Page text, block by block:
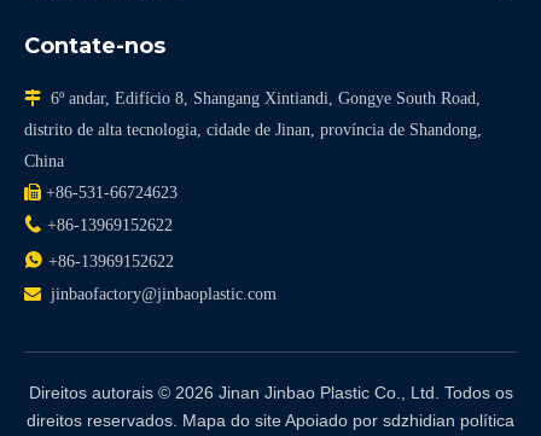
Contate-nos
 6º andar, Edifício 8, Shangang Xintiandi, Gongye South Road,
distrito de alta tecnologia, cidade de Jinan, província de Shandong,
China
 +86-531-66724623
 +86-13969152622
 +86-13969152622
 jinbaofactory@jinbaoplastic.com
Direitos autorais © 2026 Jinan Jinbao Plastic Co., Ltd. Todos os
direitos reservados. Mapa do siteApoiado por sdzhidian política